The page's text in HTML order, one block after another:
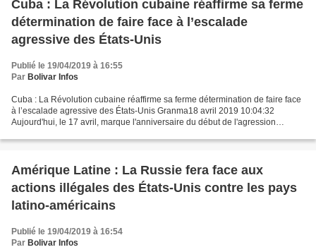
Cuba : La Révolution cubaine réaffirme sa ferme
détermination de faire face à l’escalade
agressive des États-Unis
Publié le 19/04/2019 à 16:55
Par Bolivar Infos
Cuba : La Révolution cubaine réaffirme sa ferme détermination de faire face
à l’escalade agressive des États-Unis Granma18 avril 2019 10:04:32
Aujourd'hui, le 17 avril, marque l'anniversaire du début de l'agression
Amérique Latine : La Russie fera face aux
actions illégales des États-Unis contre les pays
latino-américains
Publié le 19/04/2019 à 16:54
Par Bolivar Infos